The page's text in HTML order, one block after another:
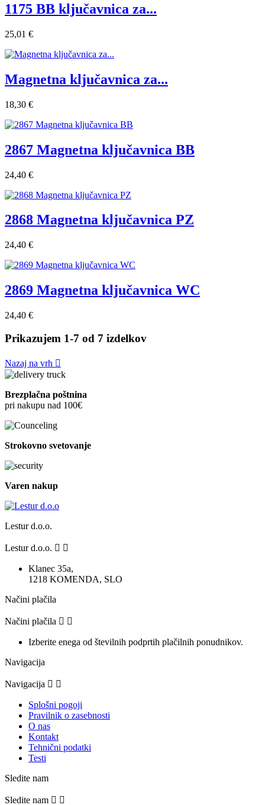
1175 BB ključavnica za...
25,01 €
Magnetna ključavnica za...
18,30 €
2867 Magnetna ključavnica BB
24,40 €
2868 Magnetna ključavnica PZ
24,40 €
2869 Magnetna ključavnica WC
24,40 €
Prikazujem 1-7 od 7 izdelkov
Nazaj na vrh 
Brezplačna poštnina
pri nakupu nad 100€
Strokovno svetovanje
Varen nakup
Lestur d.o.o.
Lestur d.o.o.  
Klanec 35a,
1218 KOMENDA, SLO
Načini plačila
Načini plačila  
Izberite enega od številnih podprtih plačilnih ponudnikov.
Navigacija
Navigacija  
Splošni pogoji
Pravilnik o zasebnosti
O nas
Kontakt
Tehnični podatki
Testi
Sledite nam
Sledite nam  